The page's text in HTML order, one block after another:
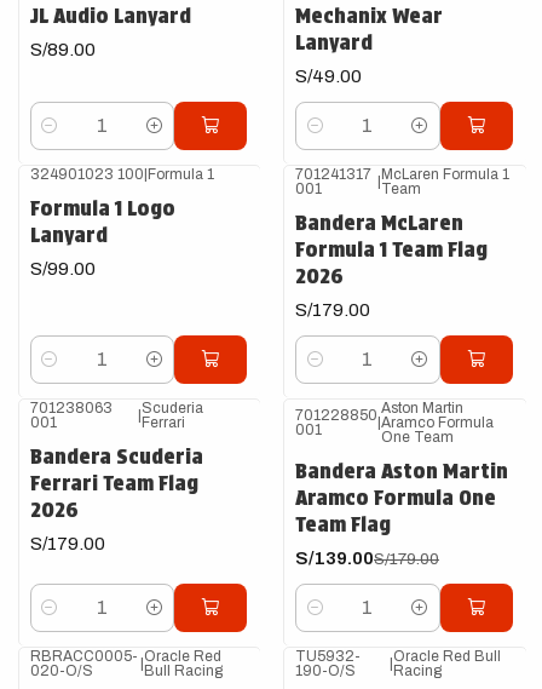
JL Audio Lanyard
S/89.00
Cantidad
Mechanix Wear
Lanyard
S/49.00
Cantidad
324901023 100 Formula 1
Formula 1 Logo
Lanyard
S/99.00
Cantidad
701241317
001
McLaren Formula 1
Team
Bandera McLaren
Formula 1 Team Flag
2026
S/179.00
Cantidad
701238063
001
Scuderia
Ferrari
Bandera Scuderia
Ferrari Team Flag
2026
S/179.00
Cantidad
-22%OFF
701228850
001
Aston Martin
Aramco Formula
One Team
Bandera Aston Martin
Aramco Formula One
Team Flag
S/139.00S/179.00
Cantidad
RBRACC0005-
020-O/S
Oracle Red
Bull Racing
TU5932-
190-O/S
Oracle Red Bull
Racing